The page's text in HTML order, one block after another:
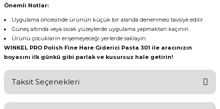
Önemli Notlar:
Uygulama öncesinde ürünün küçük bir alanda denenmesi tavsiye edilir.
Güneş altında veya sıcak yüzeylerde uygulama yapmaktan kaçının.
Ürünü çocukların erişemeyeceği yerlerde saklayın.
WINKEL PRO Polish Fine Hare Giderici Pasta 301 ile aracınızın
boyasını ilk günkü gibi parlak ve kusursuz hale getirin!
Taksit Seçenekleri